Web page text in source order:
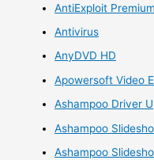
AntiExploit Premium
Antivirus
AnyDVD HD
Apowersoft Video
Ashampoo Driver
Ashampoo
Ashampoo